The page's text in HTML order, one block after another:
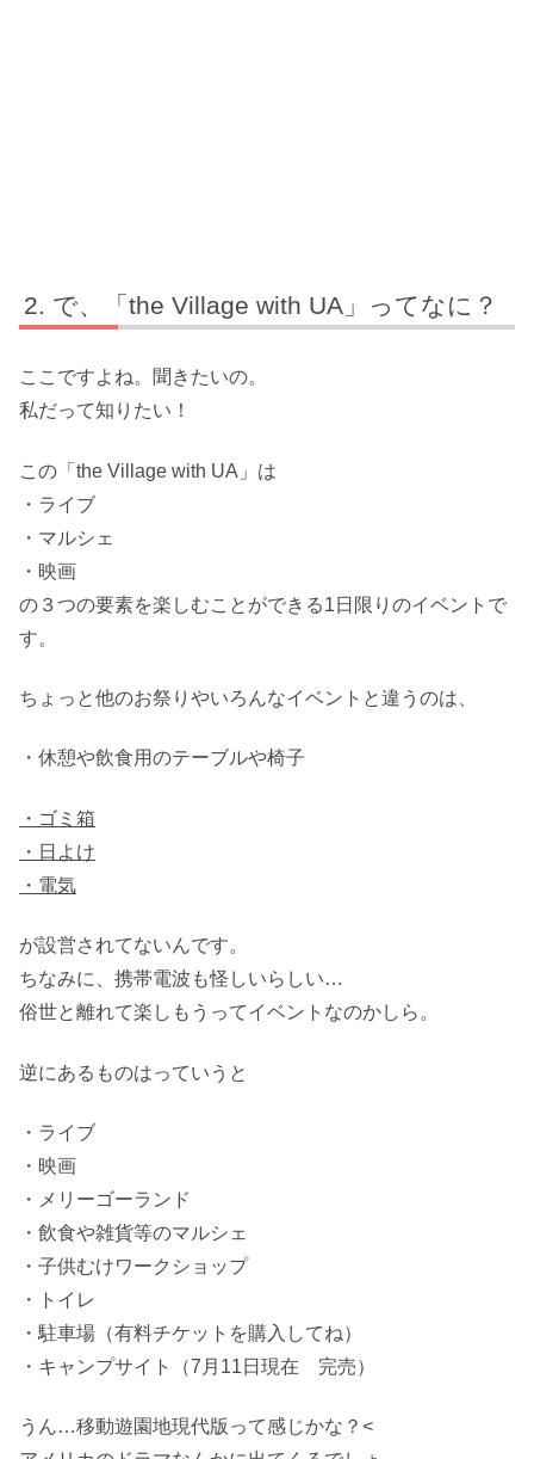
で、「the Village with UA」ってなに？
ここですよね。聞きたいの。
私だって知りたい！
この「the Village with UA」は
・ライブ
・マルシェ
・映画
の３つの要素を楽しむことができる1日限りのイベントで
す。
ちょっと他のお祭りやいろんなイベントと違うのは、
・休憩や飲食用のテーブルや椅子
・ゴミ箱
・日よけ
・電気
が設営されてないんです。
ちなみに、携帯電波も怪しいらしい…
俗世と離れて楽しもうってイベントなのかしら。
逆にあるものはっていうと
・ライブ
・映画
・メリーゴーランド
・飲食や雑貨等のマルシェ
・子供むけワークショップ
・トイレ
・駐車場（有料チケットを購入してね）
・キャンプサイト（7月11日現在 完売）
うん…移動遊園地現代版って感じかな？<